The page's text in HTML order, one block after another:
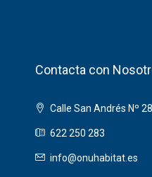
Contacta con
Calle San Andrés Nº
622 250 283
info@onuhabitat.es